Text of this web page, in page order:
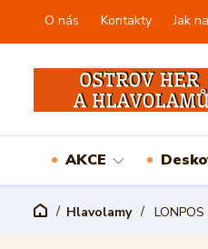
O nás Kontakty Jak
AKCE
Hlavolamy